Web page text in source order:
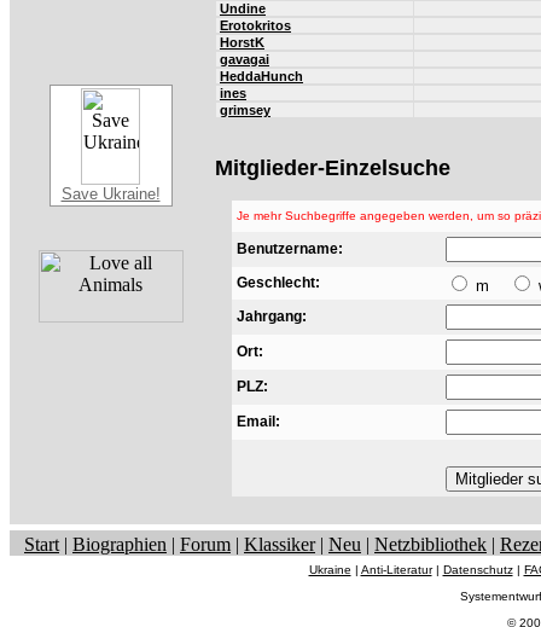
Save Ukraine!
Undine
Erotokritos
HorstK
gavagai
HeddaHunch
ines
grimsey
Mitglieder-Einzelsuche
Je mehr Suchbegriffe angegeben werden, um so
Benutzername:
Geschlecht:
m
Jahrgang:
Ort:
PLZ:
Email:
Start | Biographien | Forum | Klassiker| Neu | Netzbibliothek |
Ukraine | Anti-Literatur| Datenschutz|
©